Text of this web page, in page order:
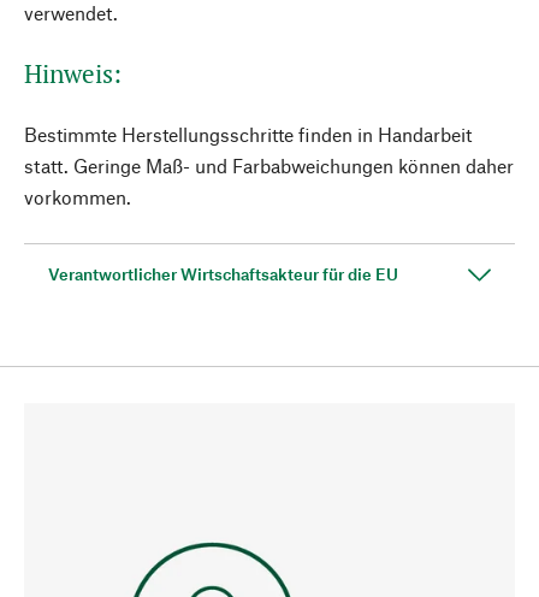
verwendet.
Hinweis:
Bestimmte Herstellungsschritte finden in Handarbeit
statt. Geringe Maß- und Farbabweichungen können daher
vorkommen.
Verantwortlicher Wirtschaftsakteur für die EU